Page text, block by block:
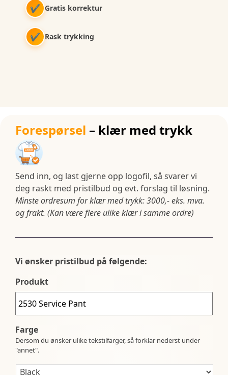
✔ Gratis korrektur
✔ Rask trykking
Forespørsel – klær med trykk
Send inn, og last gjerne opp logofil, så svarer vi
deg raskt med pristilbud og evt. forslag til løsning.
Minste ordresum for klær med trykk: 3000,- eks. mva.
og frakt. (Kan være flere ulike klær i samme ordre)
Vi ønsker pristilbud på følgende:
Produkt
Farge
Dersom du ønsker ulike tekstilfarger, så forklar nederst under
"annet".